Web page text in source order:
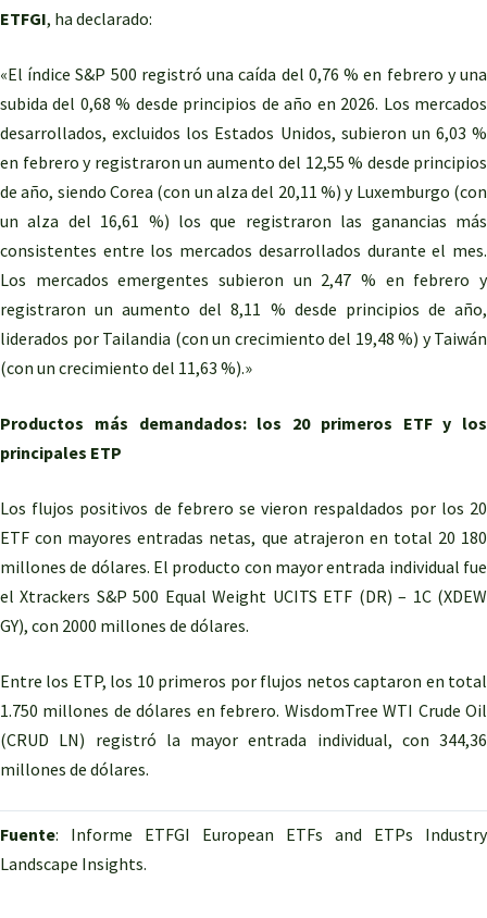
ETFGI, ha declarado:
«El índice S&P 500 registró una caída del 0,76 % en febrero y una
subida del 0,68 % desde principios de año en 2026. Los mercados
desarrollados, excluidos los Estados Unidos, subieron un 6,03 %
en febrero y registraron un aumento del 12,55 % desde principios
de año, siendo Corea (con un alza del 20,11 %) y Luxemburgo (con
un alza del 16,61 %) los que registraron las ganancias más
consistentes entre los mercados desarrollados durante el mes.
Los mercados emergentes subieron un 2,47 % en febrero y
registraron un aumento del 8,11 % desde principios de año,
liderados por Tailandia (con un crecimiento del 19,48 %) y Taiwán
(con un crecimiento del 11,63 %).»
Productos más demandados: los 20 primeros ETF y los
principales ETP
Los flujos positivos de febrero se vieron respaldados por los 20
ETF con mayores entradas netas, que atrajeron en total 20 180
millones de dólares. El producto con mayor entrada individual fue
el Xtrackers S&P 500 Equal Weight UCITS ETF (DR) – 1C (XDEW
GY), con 2000 millones de dólares.
Entre los ETP, los 10 primeros por flujos netos captaron en total
1.750 millones de dólares en febrero. WisdomTree WTI Crude Oil
(CRUD LN) registró la mayor entrada individual, con 344,36
millones de dólares.
Fuente: Informe ETFGI European ETFs and ETPs Industry
Landscape Insights.